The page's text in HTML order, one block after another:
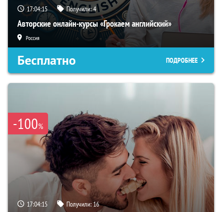
17:04:14 Получили:4
Авторские онлайн-курсы «Грокаем английский»
Россия
Бесплатно ПОДРОБНЕЕ
-100%
17:04:14 Получили:16